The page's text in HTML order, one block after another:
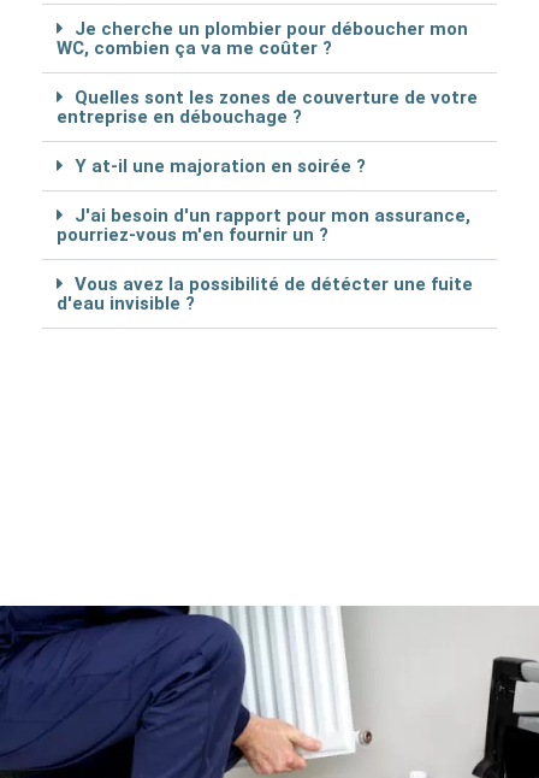
Je cherche un plombier pour déboucher mon
WC, combien ça va me coûter ?
Quelles sont les zones de couverture de votre
entreprise en débouchage ?
Y at-il une majoration en soirée ?
J'ai besoin d'un rapport pour mon assurance,
pourriez-vous m'en fournir un ?
Vous avez la possibilité de détécter une fuite
d'eau invisible ?